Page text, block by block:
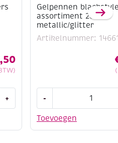
+
Gelpennen
assortiment 20 st
metallic/glitter
Artikelnummer:
Toevoegen
-
assortiment